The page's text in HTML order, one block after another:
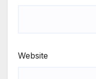
Website